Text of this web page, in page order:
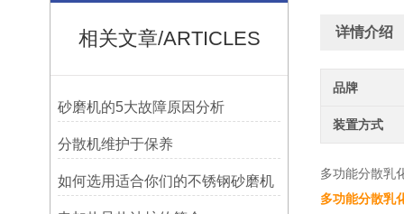
相关文章/ARTICLES
砂磨机的5大故障原因分析
分散机维护于保养
如何选用适合你们的不锈钢砂磨机
详情介绍
品牌
装置方式
多功能分散乳
多功能分散乳